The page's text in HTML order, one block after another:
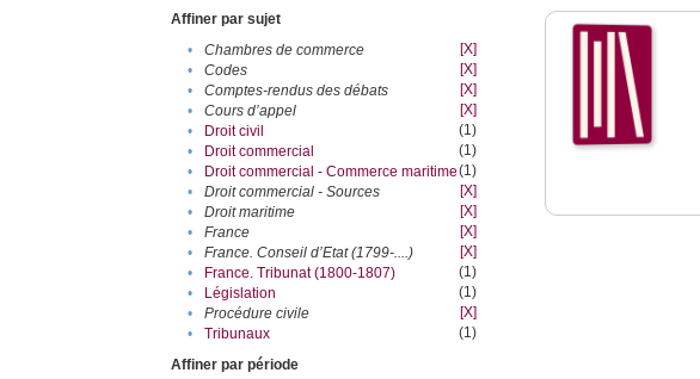
Affiner par sujet
•
Chambres de commerce
[X]
•
Codes
[X]
•
Comptes-rendus des débats
[X]
•
Cours d’appel
[X]
•
Droit civil
(1)
•
Droit commercial
(1)
•
Droit commercial - Commerce maritime(1)
•
Droit commercial - Sources
[X]
•
Droit maritime
[X]
•
France
[X]
•
France. Conseil d’Etat (1799-....)
[X]
•
France. Tribunat (1800-1807)
(1)
•
Législation
(1)
•
Procédure civile
[X]
•
Tribunaux
(1)
Affiner par période